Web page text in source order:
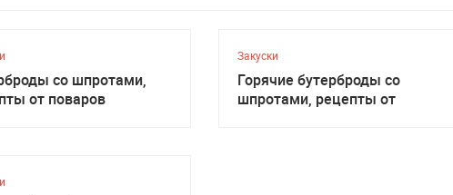
со шпротами,
от поваров
Закуски
Горячие бутерброды со
шпротами, рецепты от